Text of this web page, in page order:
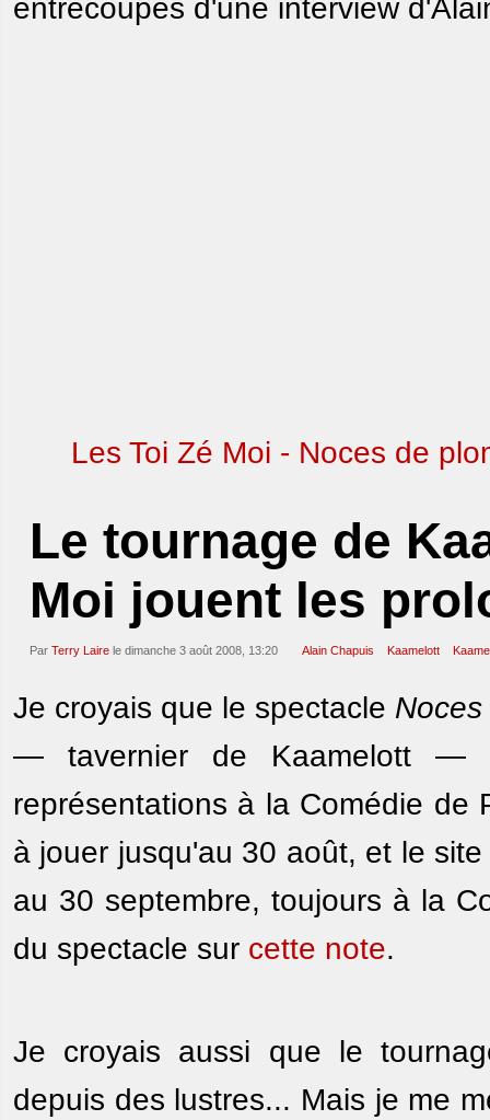
entrecoupés d'une interview
Les Toi Zé Moi - Noces de
Le tournage de
Moi jouent les
Par Terry Laire le dimanche 3 août 2008, 13:20 Alain Chapuis Kaamelott
Je croyais que le spectacle
— tavernier de Kaamelott —
représentations à la Comédie de
à jouer jusqu'au 30 août, et le
au 30 septembre, toujours à la
du spectacle sur cette note.
Je croyais aussi que le
depuis des lustres... Mais je me